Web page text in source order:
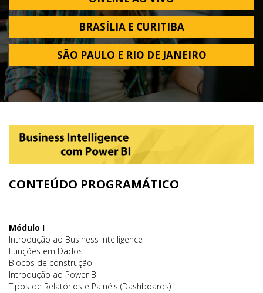
BRASÍLIA E CURITIBA
SÃO PAULO E RIO DE JANEIRO
CONTEÚDO PROGRAMÁTICO
Módulo I
Introdução ao Business Intelligence
Funções em Dados
Blocos de construção
Introdução ao Power BI
Tipos de Relatórios e Painéis (Dashboards)